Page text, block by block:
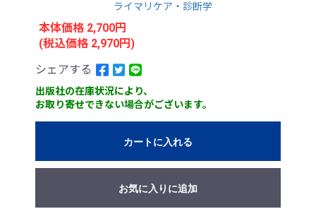
ライマリケア・診断学
本体価格 2,700円
(税込価格 2,970円)
シェアする
出版社の在庫状況により、
お取り寄せできない場合がございます。
カートに入れる
お気に入りに追加